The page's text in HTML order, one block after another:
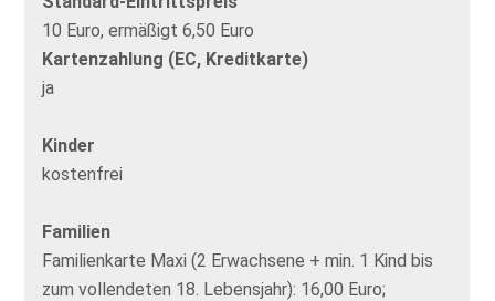
10 Euro, ermäßigt 6,50 Euro
Kartenzahlung (EC, Kreditkarte)
ja
Kinder
kostenfrei
Familien
Familienkarte Maxi (2 Erwachsene + min. 1 Kind bis
zum vollendeten 18. Lebensjahr): 16,00 Euro;